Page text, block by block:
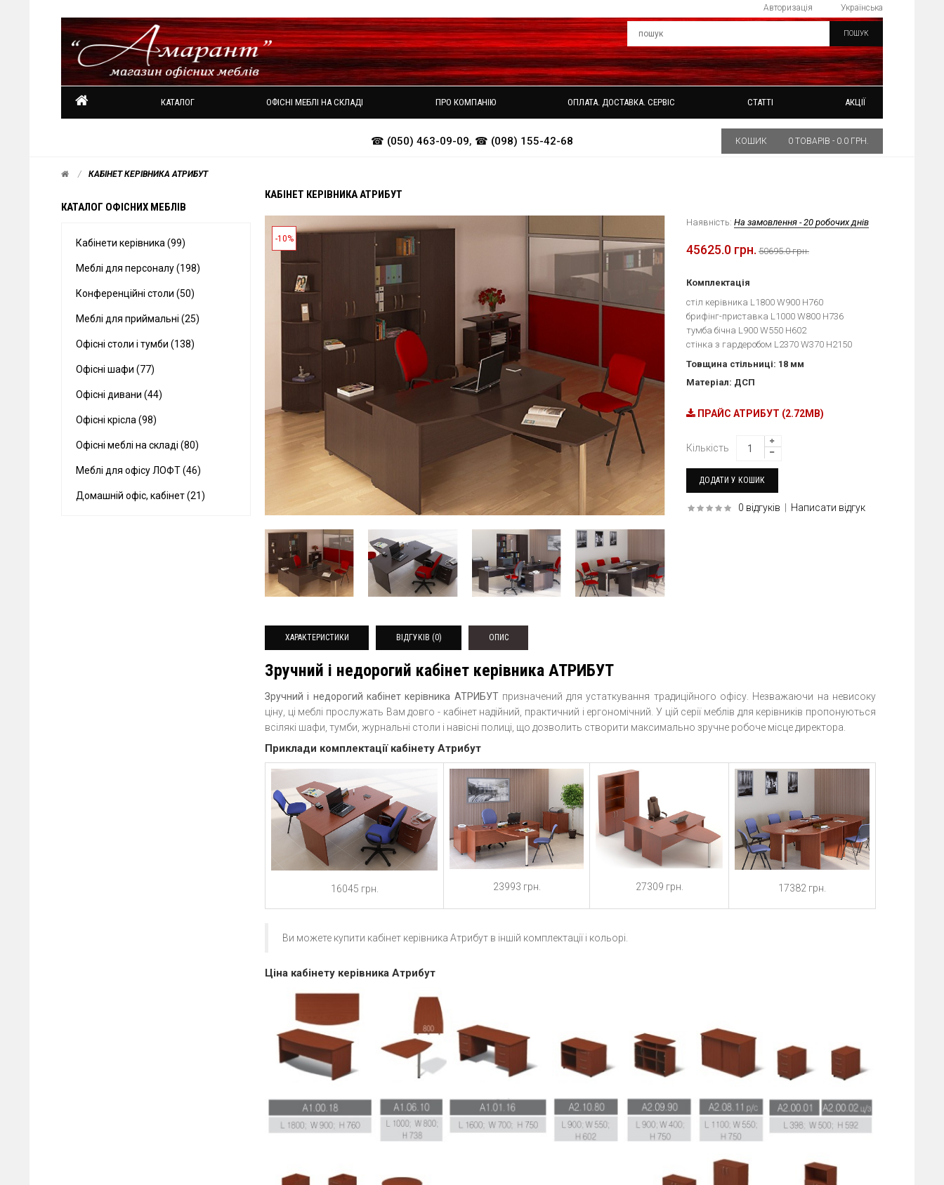
Українська
Авторизація
ПОШУК
КАТАЛОГ ОФІСНІ МЕБЛІ НА СКЛАДІ ПРО КОМПАНІЮ ОПЛАТА. ДОСТАВКА. СЕРВІС СТАТТІ АКЦІЇ
☎ (050) 463-09-09, ☎ (098) 155-42-68 КОШИК 0 ТОВАРІВ - 0.0 ГРН.
КАБІНЕТ КЕРІВНИКА АТРИБУТ
КАТАЛОГ ОФІСНИХ МЕБЛІВ
Кабінети керівника (99)
Меблі для персоналу (198)
Конференційні столи (50)
Меблі для приймальні (25)
Офісні столи і тумби (138)
Офісні шафи (77)
Офісні дивани (44)
Офісні крісла (98)
Офісні меблі на складі (80)
Меблі для офісу ЛОФТ (46)
Домашній офіс, кабінет (21)
КАБІНЕТ КЕРІВНИКА АТРИБУТ
-10%
Наявність: На замовлення - 20 робочих днів
45625.0 грн. 50695.0 грн.
Комплектація
стіл керівника L1800 W900 H760
брифінг-приставка L1000 W800 H736
тумба бічна L900 W550 H602
стінка з гардеробом L2370 W370 H2150
Товщина стільниці: 18 мм
Матеріал: ДСП
ПРАЙС АТРИБУТ (2.72MB)
Кількість
0 відгуків Написати відгук
ХАРАКТЕРИСТИКИ ВІДГУКІВ (0) ОПИС
Зручний і недорогий кабінет керівника АТРИБУТ
Зручний і недорогий кабінет керівника АТРИБУТпризначений для устаткування традиційного офісу. Незважаючи на невисоку
ціну, ці меблі прослужать Вам довго - кабінет надійний, практичний і ергономічний. У цій серії меблів для керівників пропонуються
всілякі шафи, тумби, журнальні столи і навісні полиці, що дозволить створити максимально зручне робоче місце директора.
Приклади комплектації кабінету Атрибут
16045 грн. 23993 грн. 27309 грн. 17382 грн.
Ви можете купити кабінет керівника Атрибут в іншій комплектації і кольорі.
Ціна кабінету керівника Атрибут